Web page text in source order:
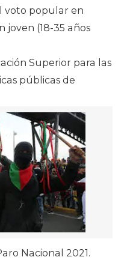
voto popular en
joven (18-35 años
Superior para las
públicas de
Nacional 2021.